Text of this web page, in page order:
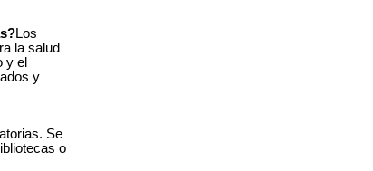
Los
la salud
y el
y
Se
o